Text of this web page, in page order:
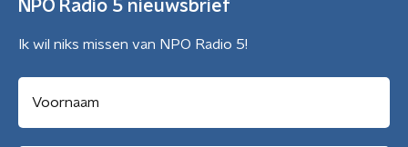
NPO Radio 5 nieuwsbrief
Ik wil niks missen van NPO Radio 5!